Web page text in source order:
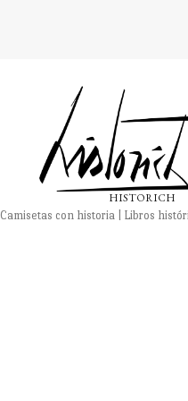
HISTORICH
Camisetas con historia | Libros